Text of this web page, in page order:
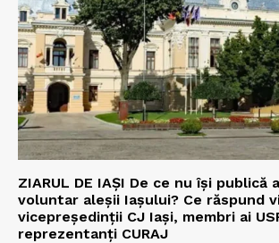
ZIARUL DE IAȘI De ce nu își publică
voluntar aleșii Iașului? Ce răspund
vicepreședinții CJ Iași, membri ai
reprezentanți CURAJ